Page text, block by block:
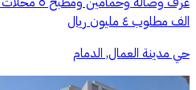
الف مطلوب ٤ مليون ريال
حي مدينة العمال, الدمام